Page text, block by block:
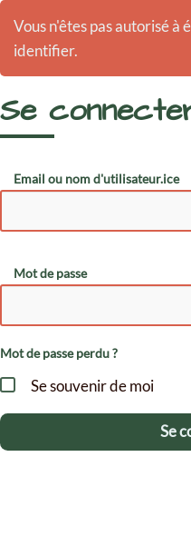
Vous n'êtes pas autorisé à
identifier.
Se
Email ou nom d'utilisateur.ice
Mot de passe
Mot de passe perdu ?
Se souvenir de moi
Se